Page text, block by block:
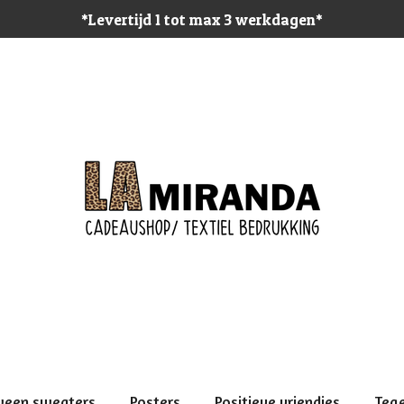
*Levertijd 1 tot max 3 werkdagen*